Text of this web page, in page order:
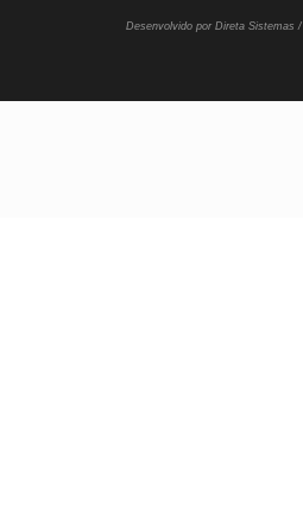
Desenvolvido por Direta Sistemas /